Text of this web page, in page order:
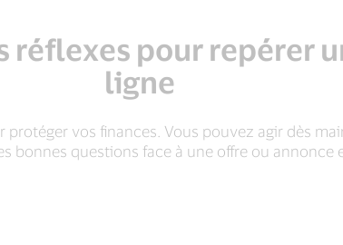
réflexes pour repérer
ligne
protéger vos finances. Vous pouvez agir dès
bonnes questions face à une offre ou annonce